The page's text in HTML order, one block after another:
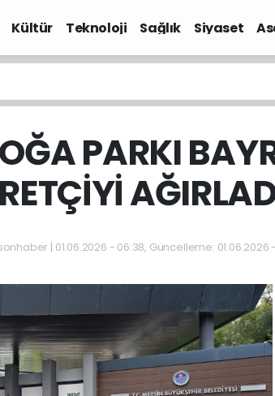
Kültür Teknoloji Sağlık Siyaset
PARKI
| 01.06.2026 - 06:38, Güncelleme: 01.06.2026 -